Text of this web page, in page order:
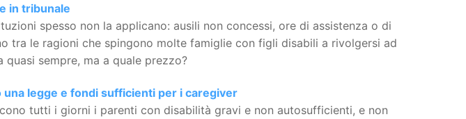
in tribunale
spesso non la applicano: ausili non concessi, ore di assistenza o di
tra le ragioni che spingono molte famiglie con figli disabili a rivolgersi ad
sempre, ma a quale prezzo?
legge e fondi sufficienti per i caregiver
tutti i giorni i parenti con disabilità gravi e non autosufficienti, e non